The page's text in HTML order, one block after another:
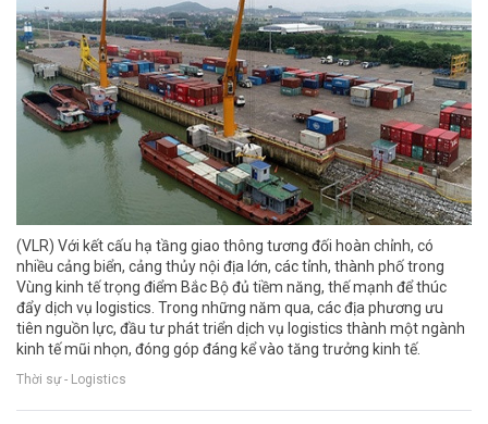
(VLR) Với kết cấu hạ tầng giao thông tương đối hoàn chỉnh, có
nhiều cảng biển, cảng thủy nội địa lớn, các tỉnh, thành phố trong
Vùng kinh tế trọng điểm Bắc Bộ đủ tiềm năng, thế mạnh để thúc
đẩy dịch vụ logistics. Trong những năm qua, các địa phương ưu
tiên nguồn lực, đầu tư phát triển dịch vụ logistics thành một ngành
kinh tế mũi nhọn, đóng góp đáng kể vào tăng trưởng kinh tế.
Thời sự - Logistics